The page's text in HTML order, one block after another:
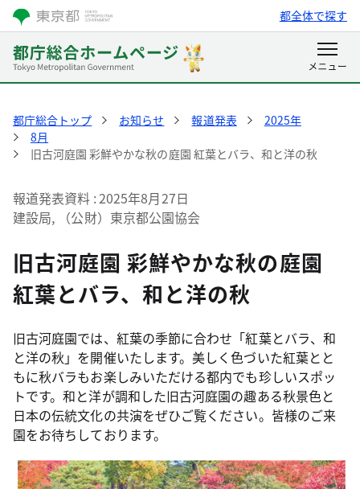
都全体で探す
都庁総合トップ お知らせ 報道発表
2025年
8月
旧古河庭園 彩鮮やかな秋の庭園 紅葉とバラ、和と洋の秋
報道発表資料 2025年8月27日
建設局, （公財）東京都公園協会
旧古河庭園 彩鮮やかな秋の庭園
紅葉とバラ、和と洋の秋
旧古河庭園では、紅葉の季節に合わせ「紅葉とバラ、和
と洋の秋」を開催いたします。美しく色づいた紅葉とと
もに秋バラもお楽しみいただける都内でも珍しいスポッ
トです。和と洋が調和した旧古河庭園の趣ある秋景色と
日本の伝統文化の共演をぜひご覧ください。皆様のご来
園をお待ちしております。